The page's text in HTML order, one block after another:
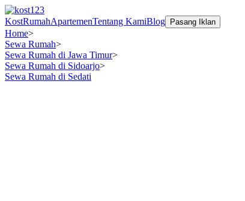
KostRumahApartemenTentang KamiBlog Pasang Iklan
Home>
Sewa Rumah>
Sewa Rumah di Jawa Timur>
Sewa Rumah di Sidoarjo>
Sewa Rumah di Sedati